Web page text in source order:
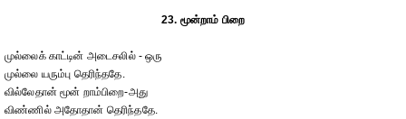
23. மூன்றாம் பிறை
முல்லைக் காட்டின் அடைசலில் - ஒரு
முல்லை யரும்பு தெரிந்ததே.
வில்லேதான் மூன் றாம்பிறை-அது
விண்ணில் அதோதான் தெரிந்ததே.